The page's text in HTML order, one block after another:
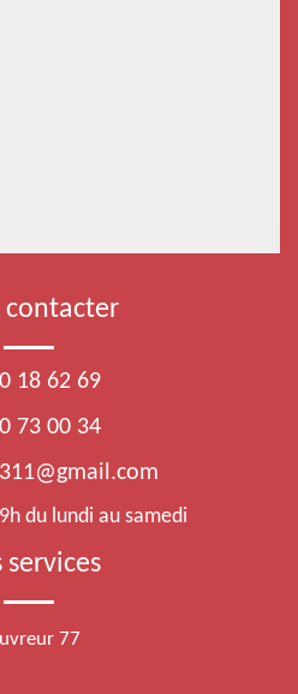
contacter
18 62 69
73 00 34
du lundi au samedi
services
77